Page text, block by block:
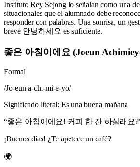
Instituto Rey Sejong lo señalan como una
situacionales que el alumnado debe
responder con palabras. Una sonrisa, un
breve 안녕하세요 es suficiente.
좋은 아침이에요 (Joeun
Formal
/Jo-eun a-chi-mi-e-yo/
Significado literal: Es una buena mañana
“좋은 아침이에요! 커피 한 잔 하실래요?
¡Buenos días! ¿Te apetece un café?
🌍